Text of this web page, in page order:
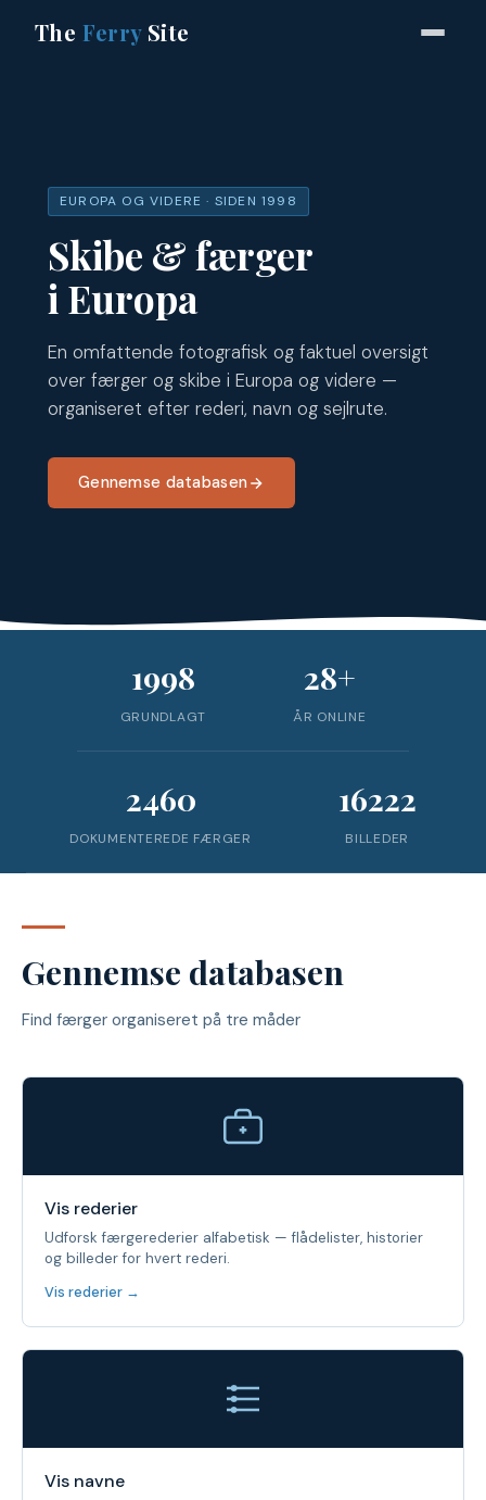
The FerrySite
EUROPA OG VIDERE · SIDEN 1998
Skibe & færger
i Europa
En omfattende fotografisk og faktuel oversigt
over færger og skibe i Europa og videre —
organiseret efter rederi, navn og sejlrute.
Gennemse databasen
1998
GRUNDLAGT
28+
ÅR ONLINE
2460
DOKUMENTEREDE FÆRGER
16222
BILLEDER
Gennemse databasen
Find færger organiseret på tre måder
Vis rederier
Udforsk færgerederier alfabetisk — flådelister, historier
og billeder for hvert rederi.
Vis rederier →
Vis navne